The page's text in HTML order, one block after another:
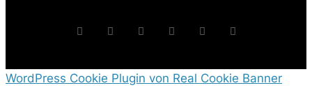
WordPress Cookie Plugin von Real Cookie Banner